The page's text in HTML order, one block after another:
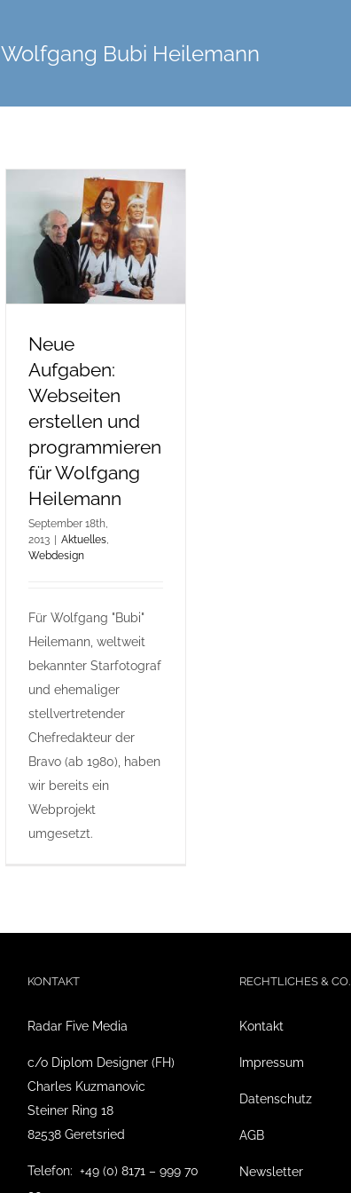
Wolfgang Bubi Heilemann
Webseiten erstellen
und programmieren
für Wolfgang
Heilemann
Neue
Aufgaben:
Webseiten
erstellen und
programmieren
für Wolfgang
Heilemann
September 18th,
2013
Aktuelles,
Webdesign
Für Wolfgang "Bubi"
Heilemann, weltweit
bekannter Starfotograf
und ehemaliger
stellvertretender
Chefredakteur der
Bravo (ab 1980), haben
wir bereits ein
Webprojekt
umgesetzt.
KONTAKT
Radar Five Media
c/o Diplom Designer (FH)
Charles Kuzmanovic
Steiner Ring 18
82538 Geretsried
Telefon: +49 (0) 8171 – 999 70
RECHTLICHES & CO.
Kontakt
Impressum
Datenschutz
AGB
Newsletter